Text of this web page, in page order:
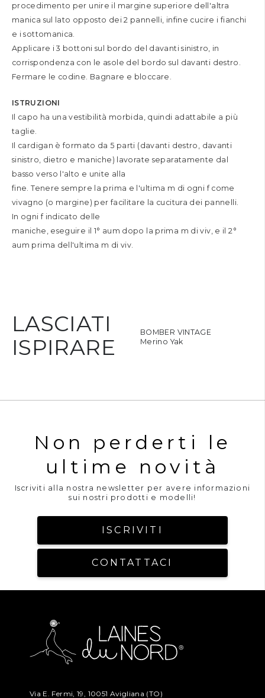
procedimento per unire il margine superiore dell'altra
manica sul lato opposto dei 2 pannelli, infine cucire i fianchi
e i sottomanica.
Applicare i 3 bottoni sul bordo del davanti sinistro, in
corrispondenza con le asole del bordo sul davanti destro.
Fermare le codine. Bagnare e bloccare.
ISTRUZIONI
Il capo ha una vestibilità morbida, quindi adattabile a più
taglie.
Il cardigan è formato da 5 parti (davanti destro, davanti
sinistro, dietro e maniche) lavorate separatamente dal
basso verso l'alto e unite alla
fine. Tenere sempre la prima e l'ultima m di ogni f come
vivagno (o margine) per facilitare la cucitura dei pannelli.
In ogni f indicato delle
maniche, eseguire il 1° aum dopo la prima m di viv, e il 2°
aum prima dell'ultima m di viv.
LASCIATI
ISPIRARE
di bosco Collo Yak Visone
Yak
BOMBER VINTAGE
Merino Yak
Non perderti le
ultime novità
Iscriviti alla nostra newsletter per avere informazioni
sui nostri prodotti e modelli!
ISCRIVITI
CONTATTACI
Via E. Fermi, 19, 10051 Avigliana (TO)